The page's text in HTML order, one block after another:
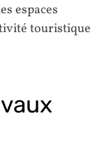
espaces
touristique